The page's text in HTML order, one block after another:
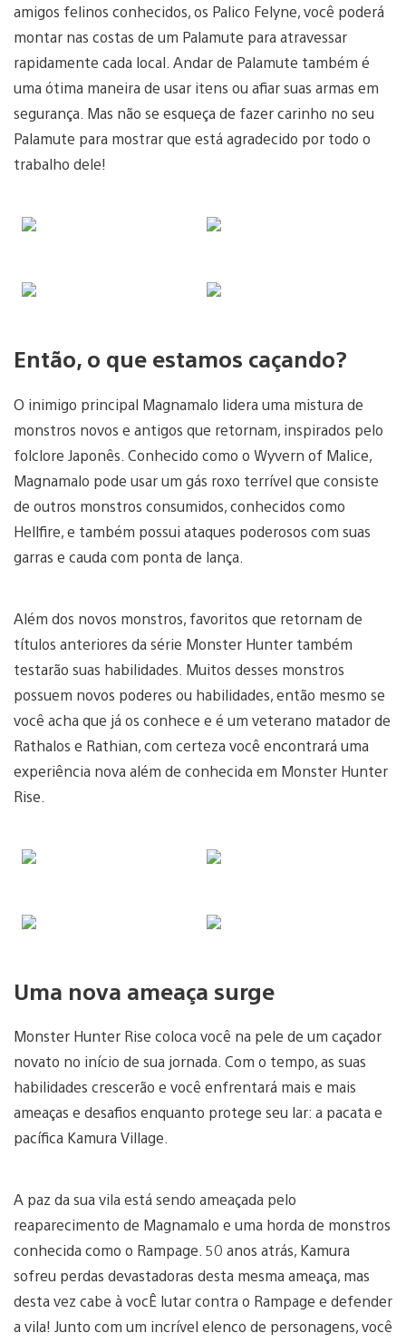
amigos felinos conhecidos, os Palico Felyne, você poderá
montar nas costas de um Palamute para atravessar
rapidamente cada local. Andar de Palamute também é
uma ótima maneira de usar itens ou afiar suas armas em
segurança. Mas não se esqueça de fazer carinho no seu
Palamute para mostrar que está agradecido por todo o
trabalho dele!
Então, o que estamos caçando?
O inimigo principal Magnamalo lidera uma mistura de
monstros novos e antigos que retornam, inspirados pelo
folclore Japonês. Conhecido como o Wyvern of Malice,
Magnamalo pode usar um gás roxo terrível que consiste
de outros monstros consumidos, conhecidos como
Hellfire, e também possui ataques poderosos com suas
garras e cauda com ponta de lança.
Além dos novos monstros, favoritos que retornam de
títulos anteriores da série Monster Hunter também
testarão suas habilidades. Muitos desses monstros
possuem novos poderes ou habilidades, então mesmo se
você acha que já os conhece e é um veterano matador de
Rathalos e Rathian, com certeza você encontrará uma
experiência nova além de conhecida em Monster Hunter
Rise.
Uma nova ameaça surge
Monster Hunter Rise coloca você na pele de um caçador
novato no início de sua jornada. Com o tempo, as suas
habilidades crescerão e você enfrentará mais e mais
ameaças e desafios enquanto protege seu lar: a pacata e
pacífica Kamura Village.
A paz da sua vila está sendo ameaçada pelo
reaparecimento de Magnamalo e uma horda de monstros
conhecida como o Rampage. 50 anos atrás, Kamura
sofreu perdas devastadoras desta mesma ameaça, mas
desta vez cabe à vocÊ lutar contra o Rampage e defender
a vila! Junto com um incrível elenco de personagens, você